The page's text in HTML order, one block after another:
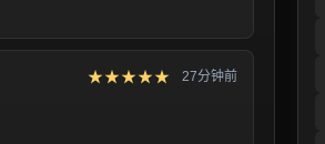
★★★★★ 27分钟前